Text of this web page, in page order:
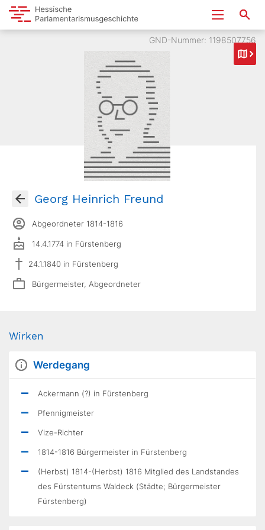
GND-Nummer: 1198507756
Georg Heinrich Freund
Abgeordneter 1814-1816
14.4.1774 in Fürstenberg
24.1.1840 in Fürstenberg
Bürgermeister, Abgeordneter
Wirken
Werdegang
Ackermann (?) in Fürstenberg
Pfennigmeister
Vize-Richter
1814-1816 Bürgermeister in Fürstenberg
(Herbst) 1814-(Herbst) 1816 Mitglied des Landstandes
des Fürstentums Waldeck (Städte; Bürgermeister
Fürstenberg)